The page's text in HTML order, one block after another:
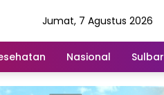
Jumat, 7 Agustus 2026
Nasional Sulbar